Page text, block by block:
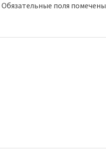
Обязательные поля помечены